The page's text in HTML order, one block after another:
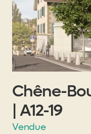
Chêne-
| A12-19
Vendue